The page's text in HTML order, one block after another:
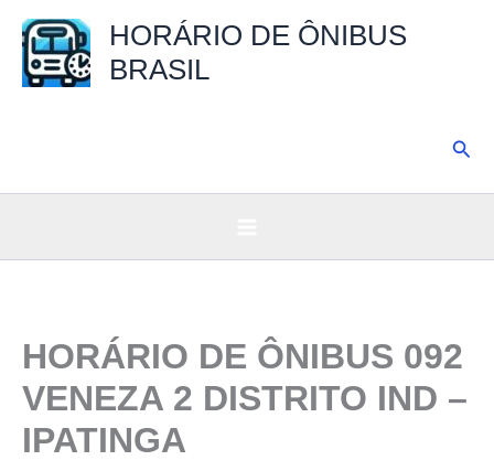
para
HORÁRIO DE ÔNIBUS
BRASIL
HORÁRIO DE ÔNIBUS 092
VENEZA 2 DISTRITO IND –
IPATINGA